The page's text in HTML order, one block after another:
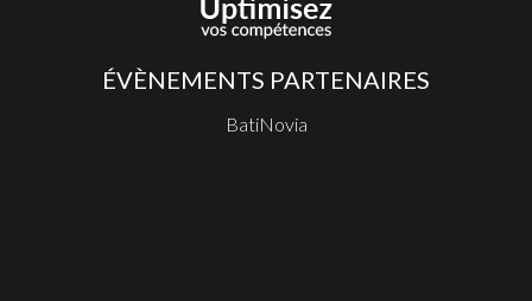
ÉVÈNEMENTS PARTENAIRES
BatiNovia